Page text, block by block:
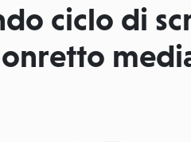
ciclo di